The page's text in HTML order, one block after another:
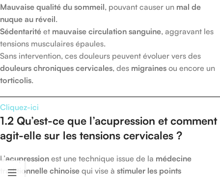
Mauvaise qualité du sommeil, pouvant causer un mal de
nuque au réveil.
Sédentarité et mauvaise circulation sanguine, aggravant les
tensions musculaires épaules.
Sans intervention, ces douleurs peuvent évoluer vers des
douleurs chroniques cervicales, des migraines ou encore un
torticolis.
Cliquez-ici
1.2 Qu’est-ce que l’acupression et comment
agit-elle sur les tensions cervicales ?
L’acupression est une technique issue de la médecine
traditionnelle chinoise qui vise à stimuler les points